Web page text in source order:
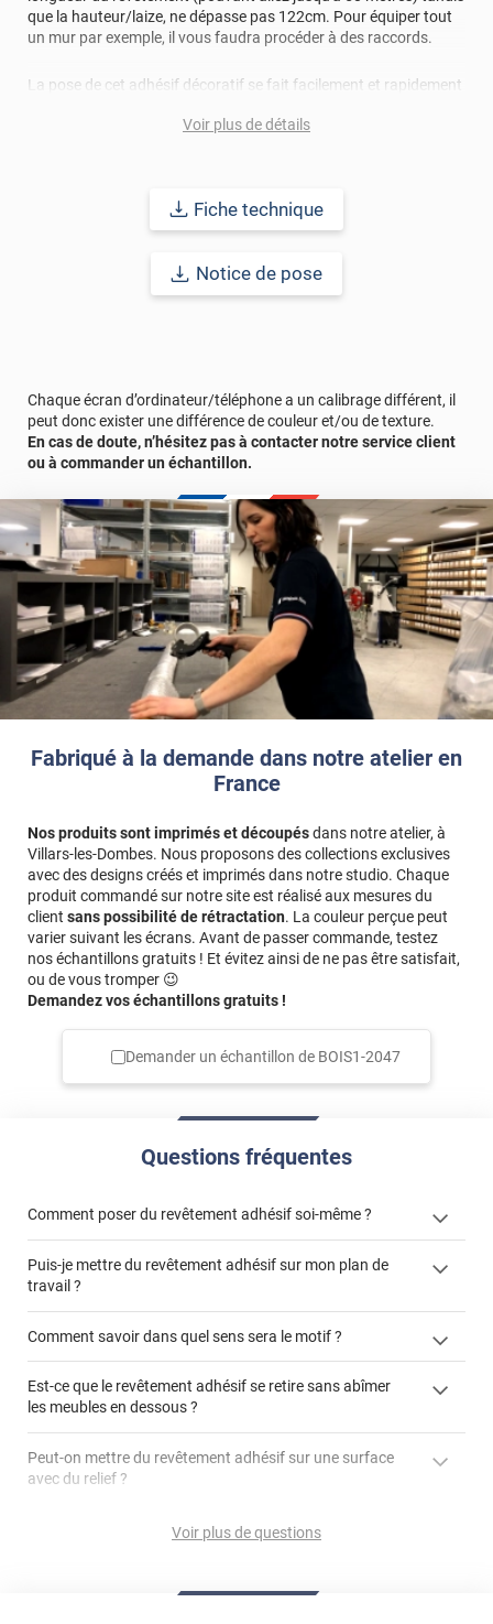
Fabriqué à la demande dans notre atelier en
France
Nos produits sont imprimés et découpésdans notre atelier, à
Villars-les-Dombes. Nous proposons des collections exclusives
avec des designs créés et imprimés dans notre studio. Chaque
produit commandé sur notre site est réalisé aux mesures du
client sans possibilité de rétractation. La couleur perçue peut
varier suivant les écrans. Avant de passer commande, testez
nos échantillons gratuits ! Et évitez ainsi de ne pas être satisfait,
ou de vous tromper 😉
Demandez vos échantillons gratuits !
Demander un échantillon de BOIS1-2047
Questions fréquentes
Comment poser du revêtement adhésif soi-même ?
« Comment poser un revêtement adhésif ? »
Puis-je mettre du revêtement adhésif sur mon plan de
travail ?
"Peut-on installer du
Comment savoir dans quel sens sera le motif ?
Est-ce que le revêtement adhésif se retire sans abîmer
les meubles en dessous ?
Utiliser une solution de dépose pour annuler l'action de la
Peut-on mettre du revêtement adhésif sur une surface
avec du relief ?
Peut-on mettre du revêtement adhésif sur du carrelage
Comment poser du revêtement adhésif dans les angles
Voir plus de questions
que la hauteur/laize, ne dépasse pas 122cm. Pour équiper tout
un mur par exemple, il vous faudra procéder à des raccords.
La pose de cet adhésif décoratif se fait facilement et rapidement
d'abeille qui empêche la formation de bulles et de plis grâce aux
10 ans en pose intérieure (anti craquèlement,
écaillage, délamination et jaunissement)
véritable, nous vous conseillons de faire une demande
d'échantillon gratuite.
Voir plus de détails
Fiche technique
Notice de pose
Chaque écran d’ordinateur/téléphone a un calibrage différent, il
peut donc exister une différence de couleur et/ou de texture.
En cas de doute, n’hésitez pas à contacter notre service client
ou à commander un échantillon.